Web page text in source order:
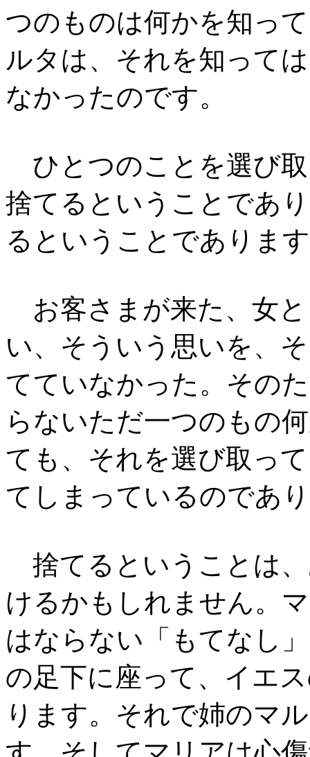
つのものは何かを知っ
ルタは、それを知って
なかったのです。
ひとつのことを選び
捨てるということであ
るということでありま
お客さまが来た、女
い、そういう思いを、
てていなかった。その
らないただ一つのもの
ても、それを選び取っ
てしまっているのであ
捨てるということは
けるかもしれません。
はならない「もてなし
の足下に座って、イエ
ります。それで姉のマ